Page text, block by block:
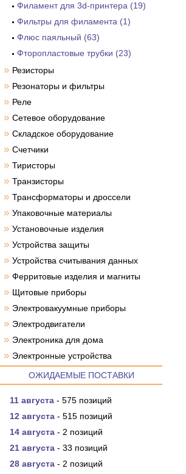
Филамент для 3d-принтера (19)
Фильтры для филамента (1)
Флюс паяльный (63)
Фторопластовые трубки (23)
» Резисторы
» Резонаторы и фильтры
» Реле
» Сетевое оборудование
» Складское оборудование
» Счетчики
» Тиристоры
» Транзисторы
» Трансформаторы и дроссели
» Упаковочные материалы
» Установочные изделия
» Устройства защиты
» Устройства считывания данных
» Ферритовые изделия и магниты
» Щитовые приборы
» Электровакуумные приборы
» Электродвигатели
» Электроника для дома
» Электронные устройства
ОЖИДАЕМЫЕ ПОСТАВКИ
11 августа - 575 позиций
12 августа - 515 позиций
14 августа - 2 позиций
21 августа - 33 позиций
28 августа - 2 позиций